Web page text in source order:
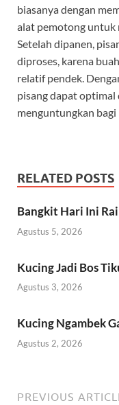
biasanya dengan
alat pemotong untuk
Setelah dipanen,
diproses, karena
relatif pendek.
pisang dapat
menguntungkan bagi
RELATED POSTS
Bangkit Hari Ini
Agustus 5, 2026
Kucing Jadi Bos
Agustus 3, 2026
Kucing Ngambek
Agustus 2, 2026
PREVIOUS